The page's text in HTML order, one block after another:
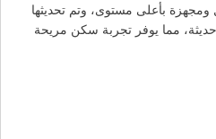
ومجهزة بأعلى مستوى، وتم تحديثها
مما يوفر تجربة سكن مريحة